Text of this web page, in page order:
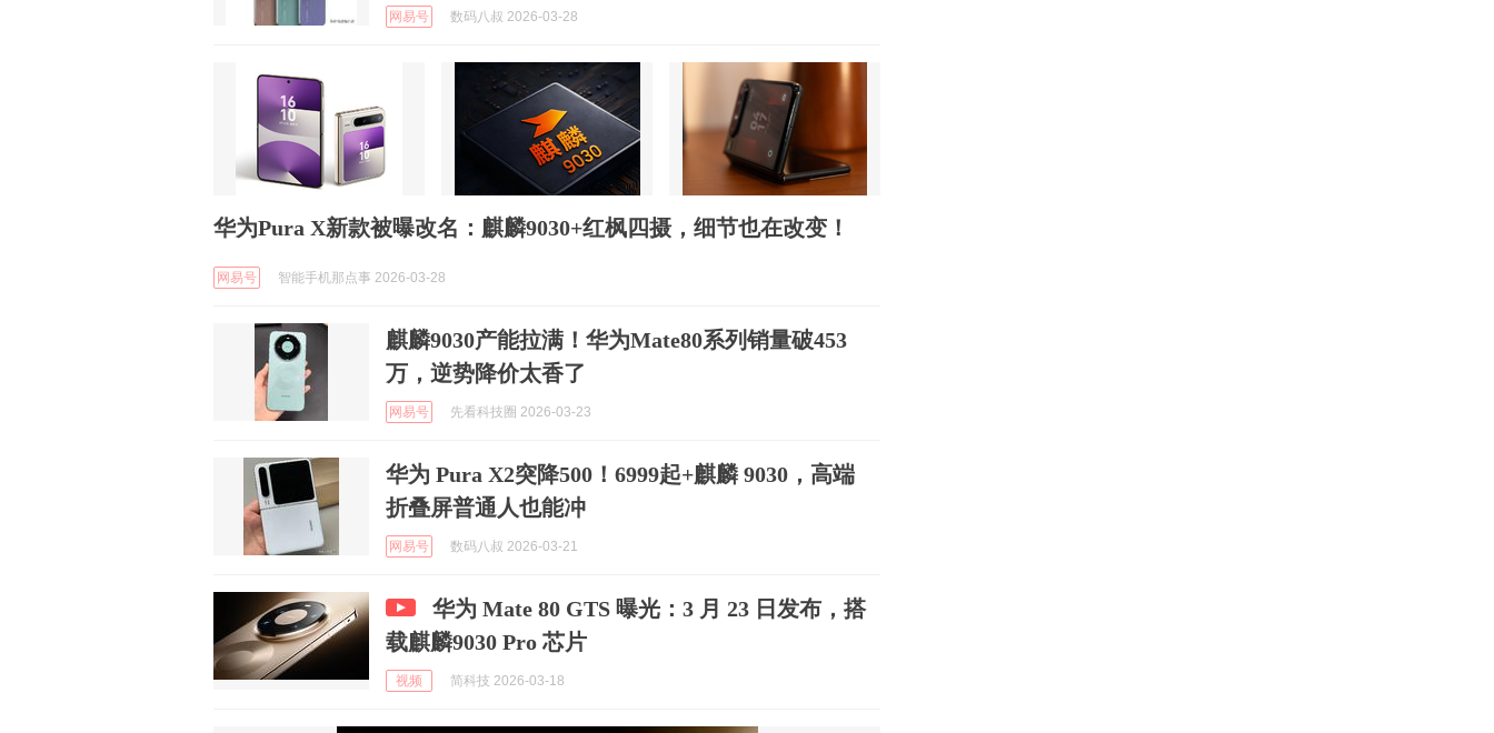
网易号 数码八叔 2026-03-28
华为Pura X新款被曝改名：麒麟9030+红枫四摄，细节也在改变！
网易号 智能手机那点事 2026-03-28
麒麟9030产能拉满！华为Mate80系列销量破453
万，逆势降价太香了
网易号 先看科技圈 2026-03-23
华为 Pura X2突降500！6999起+麒麟 9030，高端
折叠屏普通人也能冲
网易号 数码八叔 2026-03-21
华为 Mate 80 GTS 曝光：3 月 23 日发布，搭
载麒麟9030 Pro 芯片
视频 简科技 2026-03-18